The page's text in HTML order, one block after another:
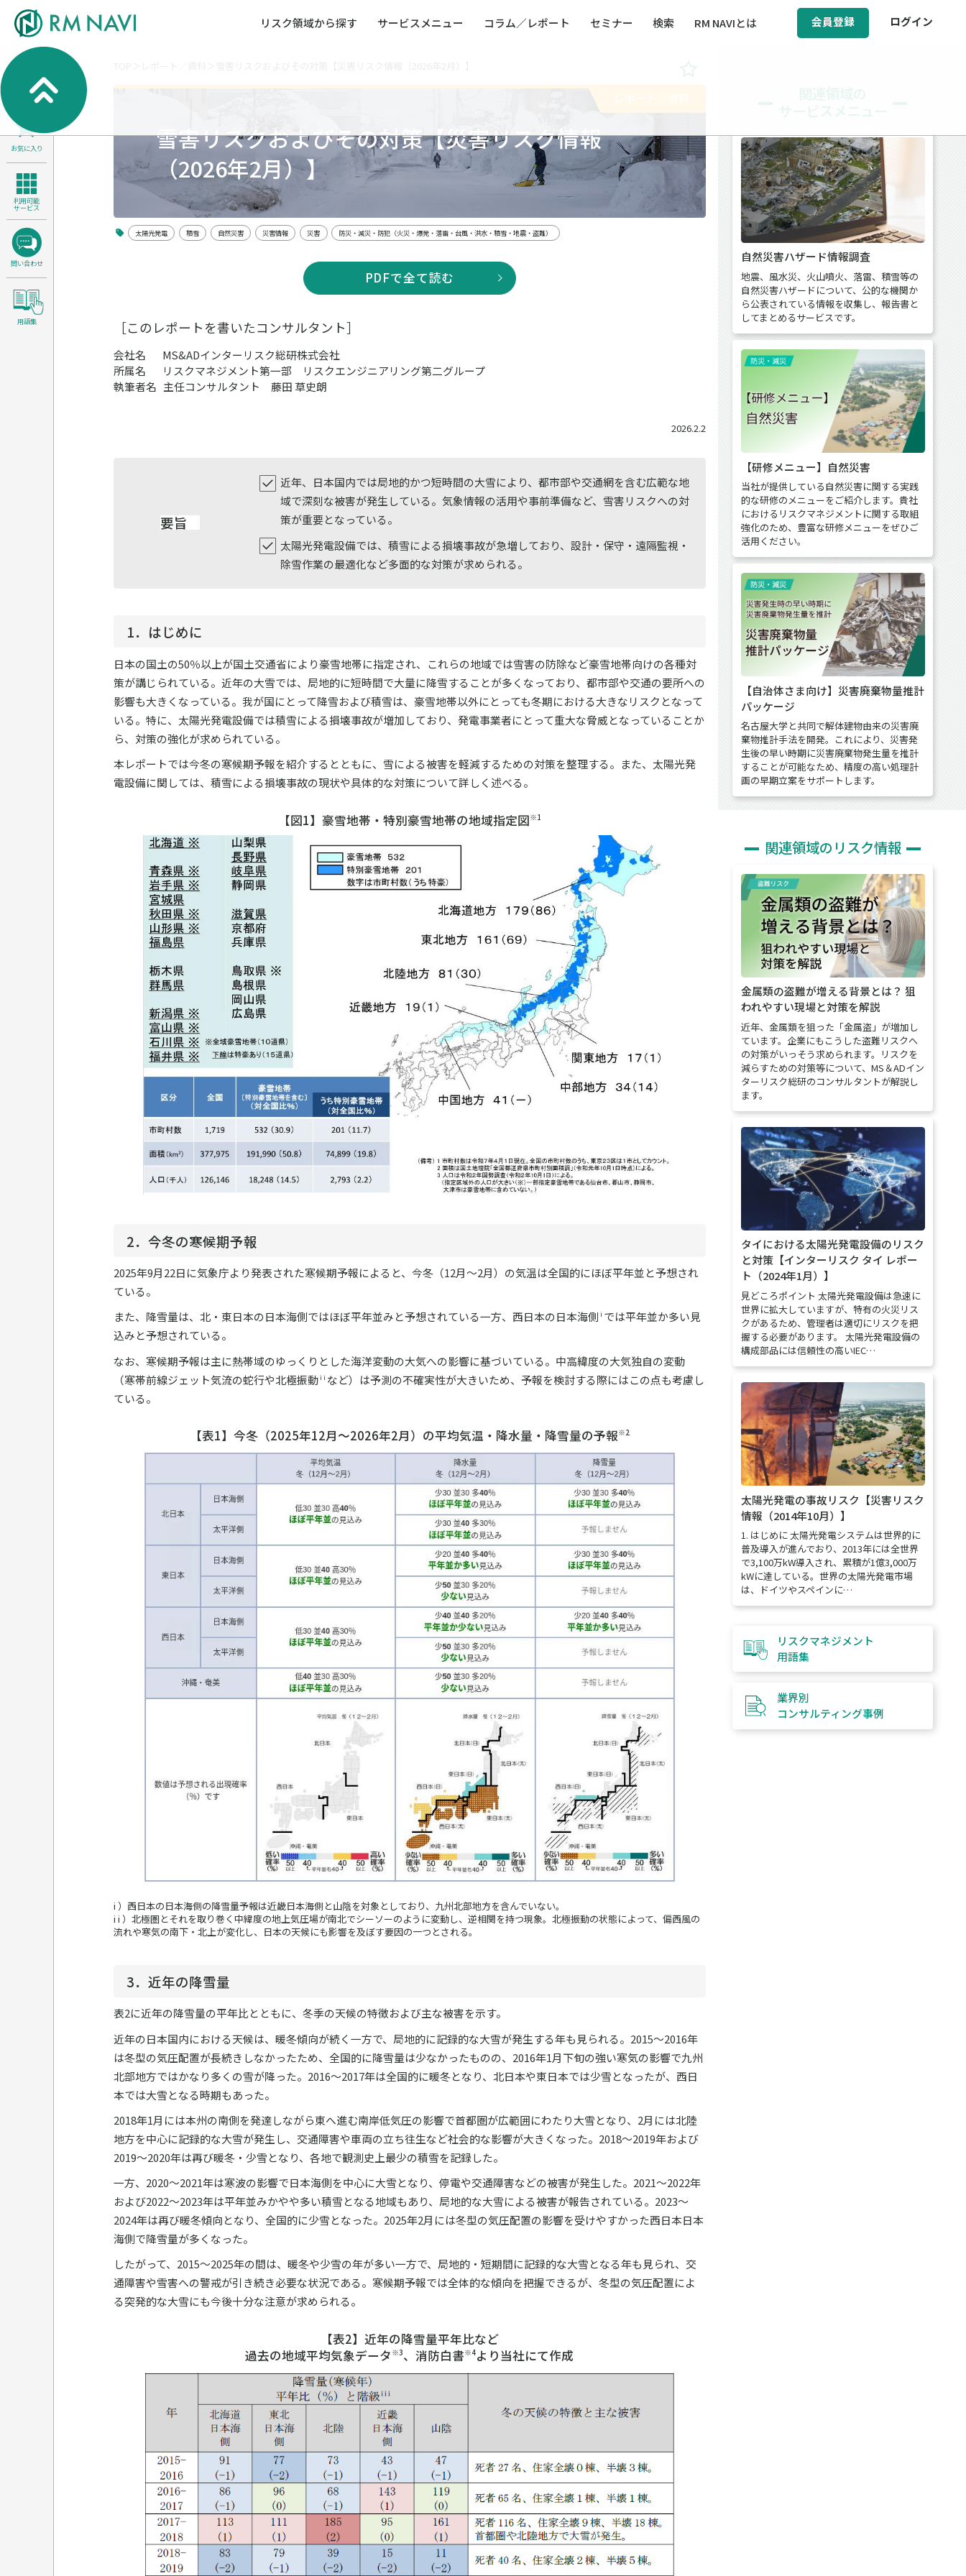
リスク領域から探す サービスメニュー コラム／レポート セミナー 検索 RM NAVIとは 会員登録 ログイン
BCP／BCM（事業継続マネジメント）
健康経営・人事・組織課題解決支援（含むメンモビリティ（運輸安全・次世代モビリティ）
サステナビリティ経営支援
人権・人的資本課題解決支援
安全文化醸成／労働安全衛生
医療／介護／障害福祉／子ども・児童福祉等
全社的リスク管理（ERM）
危機管理
製品安全・食品安全
コンプライアンス・内部統制 海外
検索
お気に入り
利用可能
サービス
問い合わせ
用語集
雪害リスクおよびその対策【災害リスク情報
（2026年2月）】
太陽光発電 積雪 自然災害 災害情報 災害 防災・減災・防犯（火災・爆発・落雷・台風・洪水・積雪・地震・盗難）
PDFで全て読む
［このレポートを書いたコンサルタント］
会社名
MS&ADインターリスク総研株式会社
所属名
リスクマネジメント第一部
リスクエンジニアリング第二グループ
執筆者名 主任コンサルタント 藤田 草史朗
2026.2.2
要旨
近年、日本国内では局地的かつ短時間の大雪により、都市部や交通網を含む広範な地
域で深刻な被害が発生している。気象情報の活用や事前準備など、雪害リスクへの対
策が重要となっている。
太陽光発電設備では、積雪による損壊事故が急増しており、設計・保守・遠隔監視・
除雪作業の最適化など多面的な対策が求められる。
1．はじめに
日本の国土の50％以上が国土交通省により豪雪地帯に指定され、これらの地域では雪害の防除など豪雪地帯向けの各種対
策が講じられている。近年の大雪では、局地的に短時間で大量に降雪することが多くなっており、都市部や交通の要所への
影響も大きくなっている。我が国にとって降雪および積雪は、豪雪地帯以外にとっても冬期における大きなリスクとなって
いる。特に、太陽光発電設備では積雪による損壊事故が増加しており、発電事業者にとって重大な脅威となっていることか
ら、対策の強化が求められている。
本レポートでは今冬の寒候期予報を紹介するとともに、雪による被害を軽減するための対策を整理する。また、太陽光発
電設備に関しては、積雪による損壊事故の現状や具体的な対策について詳しく述べる。
【図1】豪雪地帯・特別豪雪地帯の地域指定図※1
2．今冬の寒候期予報
2025年9月22日に気象庁より発表された寒候期予報によると、今冬（12月～2月）の気温は全国的にほぼ平年並と予想され
ている。
また、降雪量は、北・東日本の日本海側ではほぼ平年並みと予想されている一方、西日本の日本海側 i では平年並か多い見
込みと予想されている。
なお、寒候期予報は主に熱帯域のゆっくりとした海洋変動の大気への影響に基づいている。中高緯度の大気独自の変動
（寒帯前線ジェット気流の蛇行や北極振動i i など）は予測の不確実性が大きいため、予報を検討する際にはこの点も考慮し
ている。
【表1】今冬（2025年12月～2026年2月）の平均気温・降水量・降雪量の予報※2
i ）西日本の日本海側の降雪量予報は近畿日本海側と山陰を対象としており、九州北部地方を含んでいない。
i i ）北極圏とそれを取り巻く中緯度の地上気圧場が南北でシーソーのように変動し、逆相関を持つ現象。北極振動の状態によって、偏西風の
流れや寒気の南下・北上が変化し、日本の天候にも影響を及ぼす要因の一つとされる。
3．近年の降雪量
表2に近年の降雪量の平年比とともに、冬季の天候の特徴および主な被害を示す。
近年の日本国内における天候は、暖冬傾向が続く一方で、局地的に記録的な大雪が発生する年も見られる。2015～2016年
は冬型の気圧配置が長続きしなかったため、全国的に降雪量は少なかったものの、2016年1月下旬の強い寒気の影響で九州
北部地方ではかなり多くの雪が降った。2016～2017年は全国的に暖冬となり、北日本や東日本では少雪となったが、西日
本では大雪となる時期もあった。
2018年1月には本州の南側を発達しながら東へ進む南岸低気圧の影響で首都圏が広範囲にわたり大雪となり、2月には北陸
地方を中心に記録的な大雪が発生し、交通障害や車両の立ち往生など社会的な影響が大きくなった。2018～2019年および
2019～2020年は再び暖冬・少雪となり、各地で観測史上最少の積雪を記録した。
一方、2020～2021年は寒波の影響で日本海側を中心に大雪となり、停電や交通障害などの被害が発生した。2021～2022年
および2022～2023年は平年並みかやや多い積雪となる地域もあり、局地的な大雪による被害が報告されている。2023～
2024年は再び暖冬傾向となり、全国的に少雪となった。2025年2月には冬型の気圧配置の影響を受けやすかった西日本日本
海側で降雪量が多くなった。
したがって、2015～2025年の間は、暖冬や少雪の年が多い一方で、局地的・短期間に記録的な大雪となる年も見られ、交
通障害や雪害への警戒が引き続き必要な状況である。寒候期予報では全体的な傾向を把握できるが、冬型の気圧配置によ
る突発的な大雪にも今後十分な注意が求められる。
【表2】近年の降雪量平年比など
過去の地域平均気象データ ※3、消防白書※4より当社にて作成
自然災害ハザード情報調査
地震、風水災、火山噴火、落雷、積雪等の
自然災害ハザードについて、公的な機関か
ら公表されている情報を収集し、報告書と
してまとめるサービスです。
【研修メニュー】自然災害
当社が提供している自然災害に関する実践
的な研修のメニューをご紹介します。貴社
におけるリスクマネジメントに関する取組
強化のため、豊富な研修メニューをぜひご
活用ください。
【自治体さま向け】災害廃棄物量推計
パッケージ
名古屋大学と共同で解体建物由来の災害廃
棄物推計手法を開発。これにより、災害発
生後の早い時期に災害廃棄物発生量を推計
することが可能なため、精度の高い処理計
画の早期立案をサポートします。
関連領域のリスク情報
金属類の盗難が増える背景とは？ 狙
われやすい現場と対策を解説
近年、金属類を狙った「金属盗」が増加し
ています。企業にもこうした盗難リスクへ
の対策がいっそう求められます。リスクを
減らすための対策等について、MS＆ADイン
ターリスク総研のコンサルタントが解説し
ます。
タイにおける太陽光発電設備のリスク
と対策【インターリスク タイ レポー
ト（2024年1月）】
見どころポイント 太陽光発電設備は急速に
世界に拡大していますが、特有の火災リス
クがあるため、管理者は適切にリスクを把
握する必要があります。 太陽光発電設備の
構成部品には信頼性の高いIEC…
太陽光発電の事故リスク【災害リスク
情報（2014年10月）】
1. はじめに 太陽光発電システムは世界的に
普及導入が進んでおり、2013年には全世界
で3,100万kW導入され、累積が1億3,000万
kWに達している。世界の太陽光発電市場
は、ドイツやスペインに…
リスクマネジメント
用語集
業界別
コンサルティング事例